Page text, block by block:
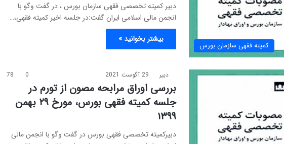
کمیته فقهی سازمان بورس
دبیر کمیته تخصصی فقهی سازمان بورس ، در گفت وگو با
انجمن مالی اسلامی ایران گفت:در جلسه اخیر کمیته فقهی،…
بیشتر بخوانید »
دبیر 29 آگوست 2021 0
78
بررسی اوراق مرابحه مصون از تورم در
جلسه کمیته فقهی بورس، مورخ ۲۹ بهمن
۱۳۹۹
دبیرکمیته تخصصی فقهی بورس در گفت وگو با انجمن مالی